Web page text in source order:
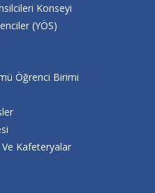
Konseyi
(YÖS)
Öğrenci Birimi
Kafeteryalar